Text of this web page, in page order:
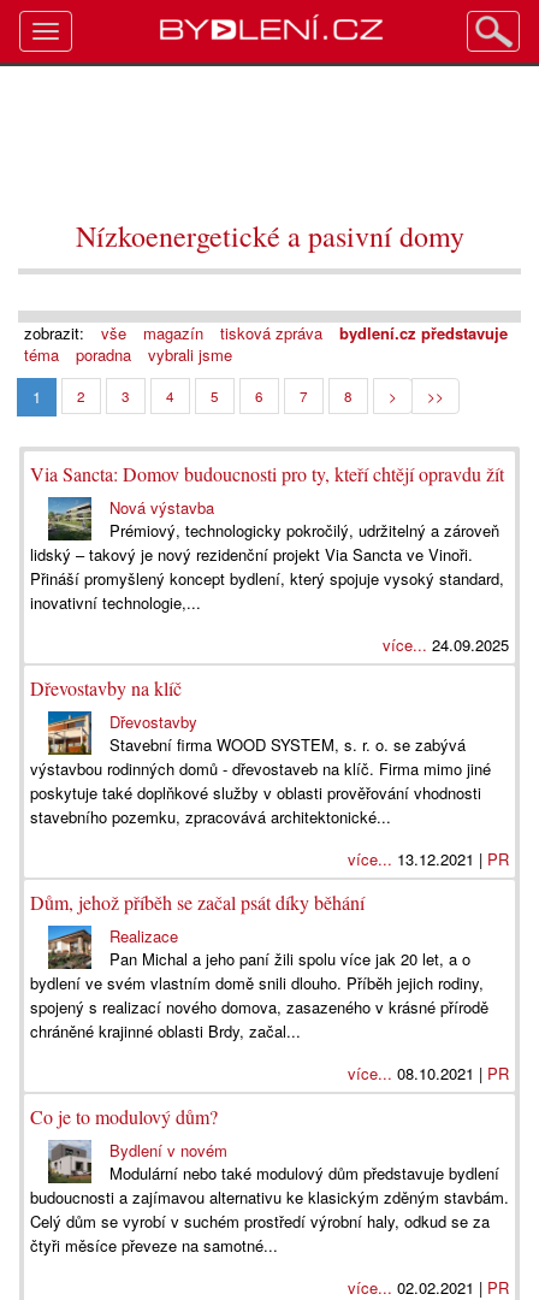
Nízkoenergetické a pasivní domy
zobrazit: vše magazín tisková zpráva
bydlení.cz představuje
téma
poradna
vybrali jsme
1
2 3 4 5 6 7 8 > >>
Via Sancta: Domov budoucnosti pro ty, kteří chtějí opravdu žít
Nová výstavba
Prémiový, technologicky pokročilý, udržitelný a zároveň
lidský – takový je nový rezidenční projekt Via Sancta ve Vinoři.
Přináší promyšlený koncept bydlení, který spojuje vysoký standard,
inovativní technologie,...
více... 24.09.2025
Dřevostavby na klíč
Dřevostavby
Stavební firma WOOD SYSTEM, s. r. o. se zabývá
výstavbou rodinných domů - dřevostaveb na klíč. Firma mimo jiné
poskytuje také doplňkové služby v oblasti prověřování vhodnosti
stavebního pozemku, zpracovává architektonické...
více... 13.12.2021 | PR
Dům, jehož příběh se začal psát díky běhání
Realizace
Pan Michal a jeho paní žili spolu více jak 20 let, a o
bydlení ve svém vlastním domě snili dlouho. Příběh jejich rodiny,
spojený s realizací nového domova, zasazeného v krásné přírodě
chráněné krajinné oblasti Brdy, začal...
více... 08.10.2021 | PR
Co je to modulový dům?
Bydlení v novém
Modulární nebo také modulový dům představuje bydlení
budoucnosti a zajímavou alternativu ke klasickým zděným stavbám.
Celý dům se vyrobí v suchém prostředí výrobní haly, odkud se za
čtyři měsíce převeze na samotné...
více... 02.02.2021 | PR
Toggle
navigation